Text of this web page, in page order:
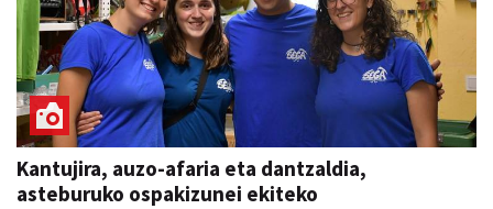
Kantujira, auzo-afaria eta dantzaldia,
asteburuko ospakizunei ekiteko